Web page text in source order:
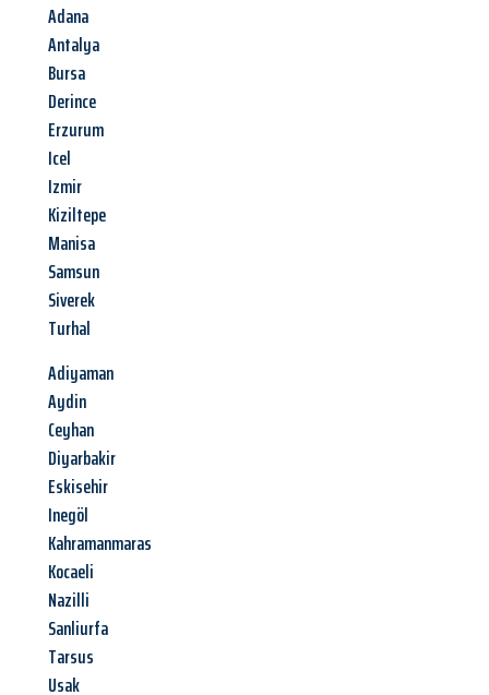
Adana
Antalya
Bursa
Derince
Erzurum
Icel
Izmir
Kiziltepe
Manisa
Samsun
Siverek
Turhal
Adiyaman
Aydin
Ceyhan
Diyarbakir
Eskisehir
Inegöl
Kahramanmaras
Kocaeli
Nazilli
Sanliurfa
Tarsus
Usak